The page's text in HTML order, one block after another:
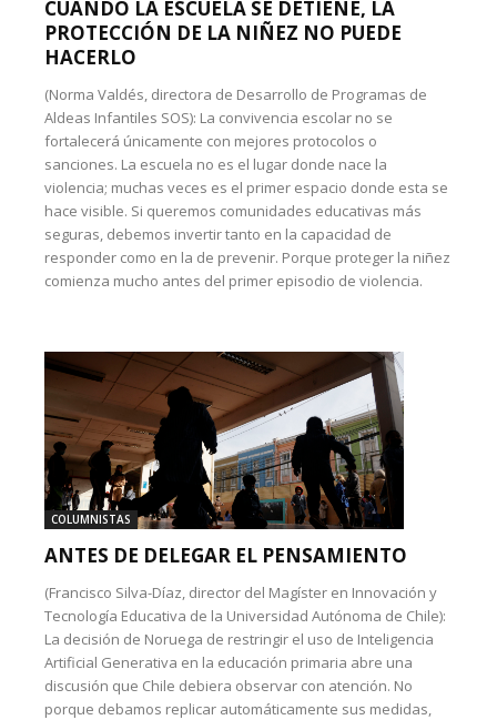
CUANDO LA ESCUELA SE DETIENE, LA
PROTECCIÓN DE LA NIÑEZ NO PUEDE
HACERLO
(Norma Valdés, directora de Desarrollo de Programas de
Aldeas Infantiles SOS): La convivencia escolar no se
fortalecerá únicamente con mejores protocolos o
sanciones. La escuela no es el lugar donde nace la
violencia; muchas veces es el primer espacio donde esta se
hace visible. Si queremos comunidades educativas más
seguras, debemos invertir tanto en la capacidad de
responder como en la de prevenir. Porque proteger la niñez
comienza mucho antes del primer episodio de violencia.
COLUMNISTAS
ANTES DE DELEGAR EL PENSAMIENTO
(Francisco Silva-Díaz, director del Magíster en Innovación y
Tecnología Educativa de la Universidad Autónoma de Chile):
La decisión de Noruega de restringir el uso de Inteligencia
Artificial Generativa en la educación primaria abre una
discusión que Chile debiera observar con atención. No
porque debamos replicar automáticamente sus medidas,